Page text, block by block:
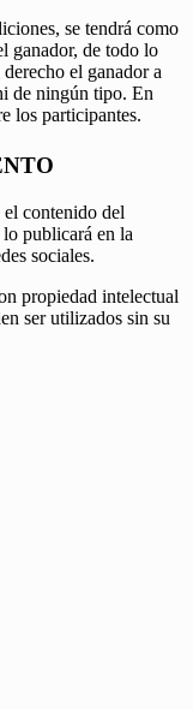
se tendrá como
ganador, de todo lo
el ganador a
de ningún tipo. En
los participantes.
contenido del
lo publicará en la
sociales.
propiedad intelectual
ser utilizados sin su